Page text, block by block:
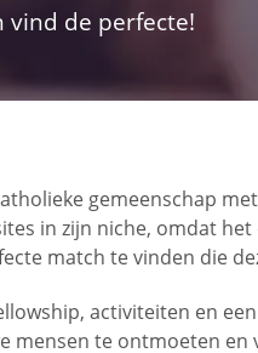
vind de perfecte!
gemeenschap
in zijn niche, omdat
match te vinden die
activiteiten en
mensen te ontmoeten